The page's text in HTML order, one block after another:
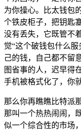
为你操心。比太钱包
个铁皮柜子，把钥匙
没有丢失，它既管不
觉“这个破钱包什么
己的钱，自己都不留
图省事的人，迟早得
手机被格式化了，你
那么你再瞧瞧比特派
那叫一个热热闹闹，
似一个综合性的市场